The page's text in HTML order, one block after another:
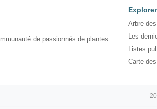
de passionnés de plantes
Explorer
Arbre
Les
Listes
Carte